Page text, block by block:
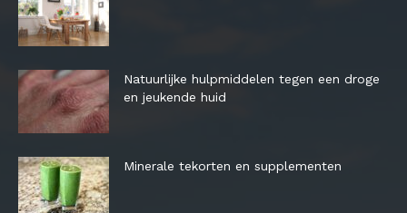
Natuurlijke hulpmiddelen tegen een droge
en jeukende huid
Minerale tekorten en supplementen